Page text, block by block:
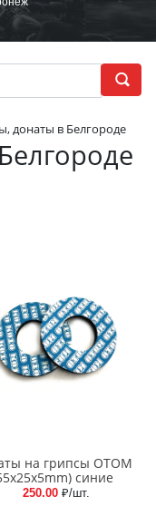
донаты в Белгороде
на грипсы ОТОМ
синие
250.00 ₽/шт.